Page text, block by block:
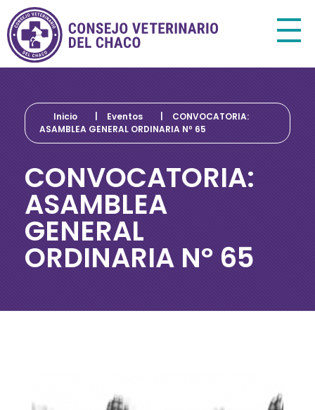
Consejo Veterinario del Chaco
Sede Central Resistencia
Inicio Eventos
CONVOCATORIA:
ASAMBLEA GENERAL ORDINARIA Nº 65
CONVOCATORIA:
ASAMBLEA
GENERAL
ORDINARIA Nº 65